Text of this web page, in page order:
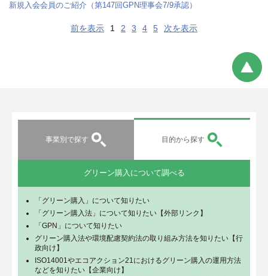
新規入会会員のご紹介（第147回GPN理事会7/9承認）
前を表示 1 2 3 4 5 次を表示
事業別で探す 目的から探す
グリーン購入について調べる
「グリーン購入」について知りたい
「グリーン購入法」について知りたい【外部リンク】
「GPN」について知りたい
グリーン購入法や環境配慮契約法の取り組み方法を知りたい【行
政向け】
ISO14001やエコアクション21におけるグリーン購入の運用方法
などを知りたい【企業向け】